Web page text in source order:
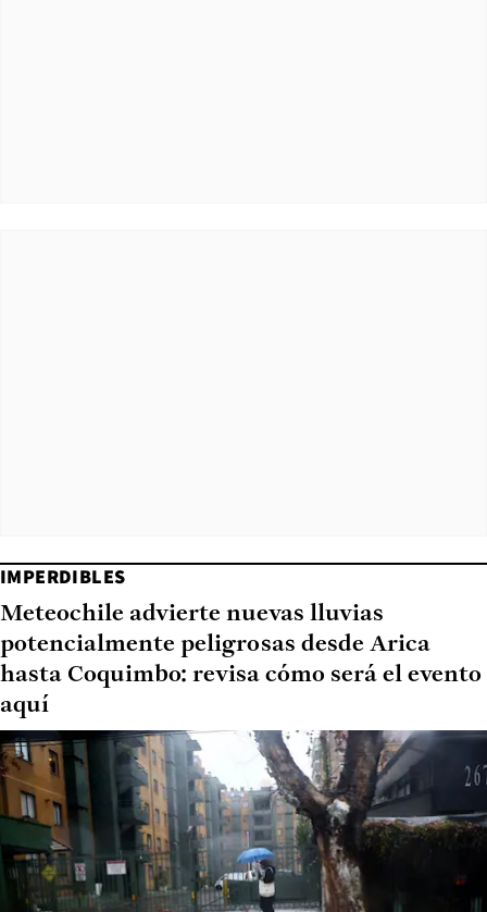
IMPERDIBLES
Meteochile advierte nuevas lluvias
potencialmente peligrosas desde Arica
hasta Coquimbo: revisa cómo será el evento
aquí